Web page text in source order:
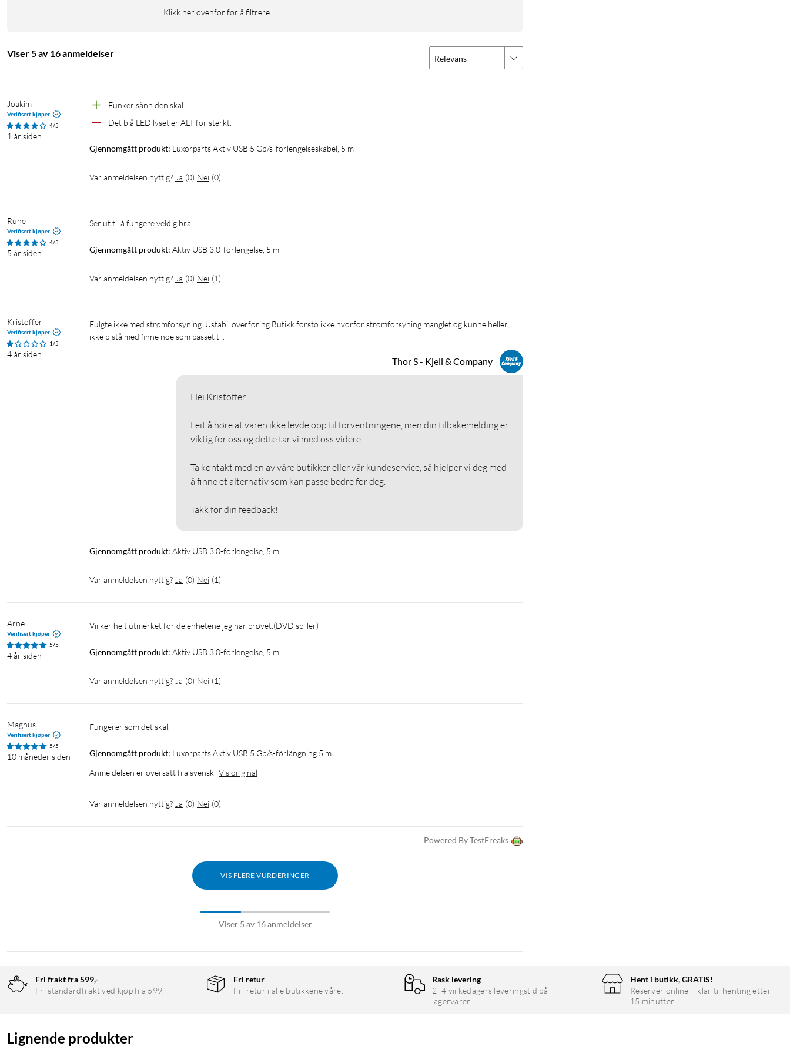
Operativsystem: Windows, macOS, Linux
passform før tilkobling.
1x aktiv USB 3.2 Gen 1-forlengelseskabel (5 m)
USB-adapter USB-forlengelse
Klikk her ovenfor for å filtrere
Viser 5 av 16 anmeldelser Relevans
Joakim
Verifisert kjøper
4/5
1 år siden
Funker sånn den skal
Det blå LED lyset er ALT for sterkt.
Gjennomgått produkt: Luxorparts Aktiv USB 5 Gb/s-forlengelseskabel, 5 m
Var anmeldelsen nyttig? Ja (0) Nei (0)
Rune
Verifisert kjøper
4/5
5 år siden
Ser ut til å fungere veldig bra.
Gjennomgått produkt: Aktiv USB 3.0-forlengelse, 5 m
Var anmeldelsen nyttig? Ja (0) Nei (1)
Kristoffer
Verifisert kjøper
1/5
4 år siden
Fulgte ikke med strømforsyning. Ustabil overføring Butikk forsto ikke hvorfor strømforsyning manglet og kunne heller
ikke bistå med finne noe som passet til.
Thor S - Kjell & Company
Hei Kristoffer
Leit å høre at varen ikke levde opp til forventningene, men din tilbakemelding er
viktig for oss og dette tar vi med oss videre.
Ta kontakt med en av våre butikker eller vår kundeservice, så hjelper vi deg med
å finne et alternativ som kan passe bedre for deg.
Takk for din feedback!
Gjennomgått produkt: Aktiv USB 3.0-forlengelse, 5 m
Var anmeldelsen nyttig? Ja (0) Nei (1)
Arne
Verifisert kjøper
5/5
4 år siden
Virker helt utmerket for de enhetene jeg har prøvet.(DVD spiller)
Gjennomgått produkt: Aktiv USB 3.0-forlengelse, 5 m
Var anmeldelsen nyttig? Ja (0) Nei (1)
Magnus
Verifisert kjøper
5/5
10 måneder siden
Fungerer som det skal.
Gjennomgått produkt: Luxorparts Aktiv USB 5 Gb/s-förlängning 5 m
Anmeldelsen er oversatt fra svensk Vis original
Var anmeldelsen nyttig? Ja (0) Nei (0)
Powered By TestFreaks
VIS FLERE VURDERINGER
Viser 5 av 16 anmeldelser
Fri frakt fra 599,-
Fri standardfrakt ved kjøp fra 599,-
Fri retur
Fri retur i alle butikkene våre.
Rask levering
2–4 virkedagers leveringstid på
lagervarer
Hent i butikk, GRATIS!
Reserver online – klar til henting etter
15 minutter
Lignende produkter